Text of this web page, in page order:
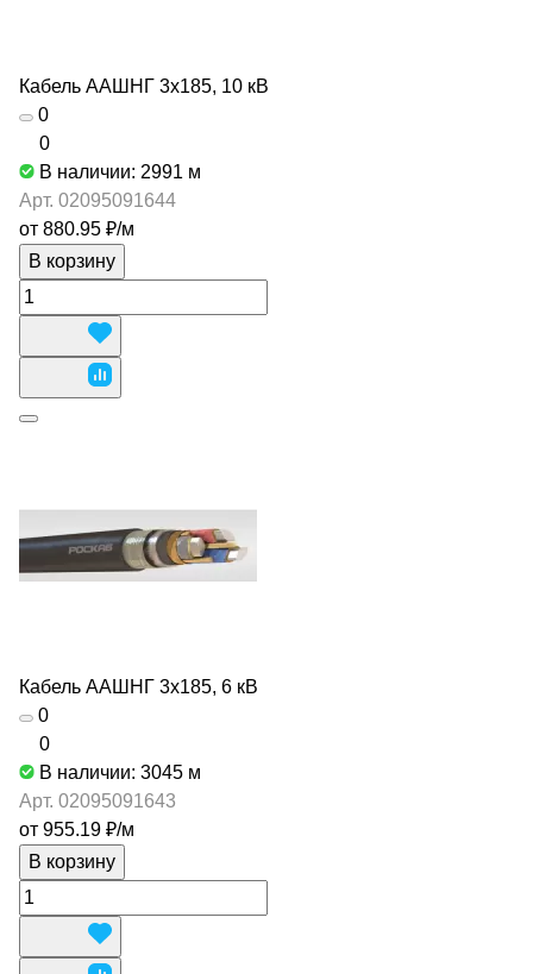
Кабель ААШНГ 3х185, 10 кВ
0
0
В наличии: 2991 м
Арт. 02095091644
от 880.95 ₽/м
В корзину
Кабель ААШНГ 3х185, 6 кВ
0
0
В наличии: 3045 м
Арт. 02095091643
от 955.19 ₽/м
В корзину